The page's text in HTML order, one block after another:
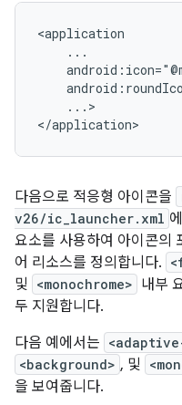
...>
</application>
다음으로 적응형 아이콘을
v26/ic_launcher.xml
요소를 사용하여 아이콘의
어 리소스를 정의합니다.
및 <monochrome> 내부
두 지원합니다.
다음 예에서는
<background> , 및
을 보여줍니다.